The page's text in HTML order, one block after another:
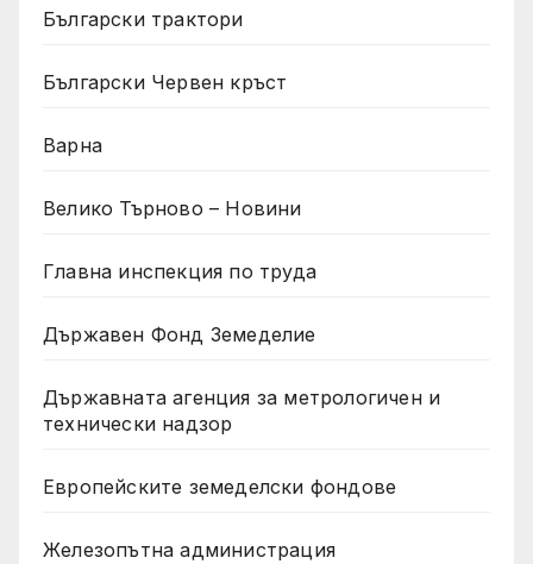
Български трактори
Български Червен кръст
Варна
Велико Търново – Новини
Главна инспекция по труда
Държавен Фонд Земеделие
Държавната агенция за метрологичен и
технически надзор
Европейските земеделски фондове
Железопътна администрация